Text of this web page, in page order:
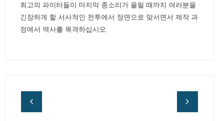
최고의 파이터들이 마지막 종소리가 울릴 때까지 여러분을
긴장하게 할 서사적인 전투에서 정면으로 맞서면서 제작 과
정에서 역사를 목격하십시오.